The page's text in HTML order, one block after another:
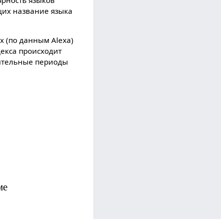
название языка
(по данным Alexa)
происходит
периоды